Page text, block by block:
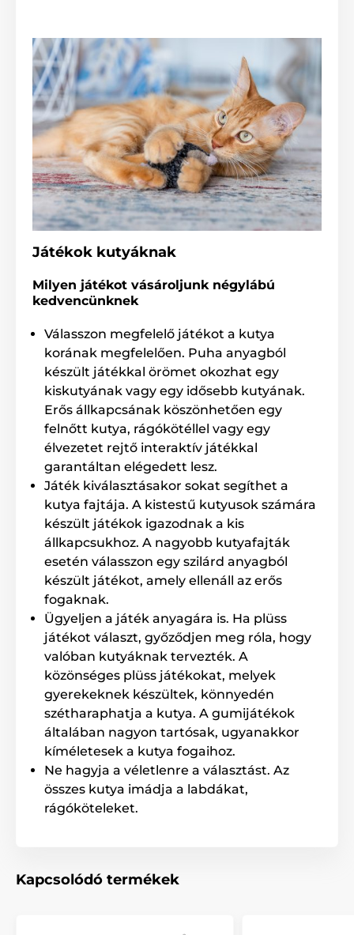
Játékok kutyáknak
Milyen játékot vásároljunk négylábú
kedvencünknek
Válasszon megfelelő játékot a kutya
korának megfelelően. Puha anyagból
készült játékkal örömet okozhat egy
kiskutyának vagy egy idősebb kutyának.
Erős állkapcsának köszönhetően egy
felnőtt kutya, rágókötéllel vagy egy
élvezetet rejtő interaktív játékkal
garantáltan elégedett lesz.
Játék kiválasztásakor sokat segíthet a
kutya fajtája. A kistestű kutyusok számára
készült játékok igazodnak a kis
állkapcsukhoz. A nagyobb kutyafajták
esetén válasszon egy szilárd anyagból
készült játékot, amely ellenáll az erős
fogaknak.
Ügyeljen a játék anyagára is. Ha plüss
játékot választ, győződjen meg róla, hogy
valóban kutyáknak tervezték. A
közönséges plüss játékokat, melyek
gyerekeknek készültek, könnyedén
szétharaphatja a kutya. A gumijátékok
általában nagyon tartósak, ugyanakkor
kíméletesek a kutya fogaihoz.
Ne hagyja a véletlenre a választást. Az
összes kutya imádja a labdákat,
rágóköteleket.
Kapcsolódó termékek